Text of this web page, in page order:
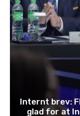
Internt brev:
glad for at